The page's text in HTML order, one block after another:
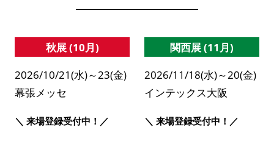
秋展 (10月)
2026/10/21(水)～23(金)
幕張メッセ
＼ 来場登録受付中！／
関西展 (11月)
2026/11/18(水)～20(金)
インテックス大阪
＼ 来場登録受付中！／